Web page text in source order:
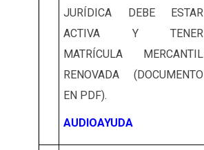
JURÍDICA DEBE ESTAR
ACTIVA Y TENER
MATRÍCULA MERCANTIL
RENOVADA (DOCUMENTO
EN PDF).
AUDIOAYUDA